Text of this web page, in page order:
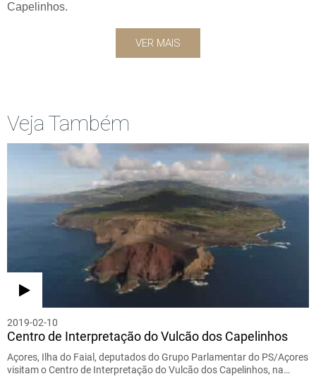
Capelinhos.
VER MAIS
Veja Também
2019-02-10
Centro de Interpretação do Vulcão dos Capelinhos
Açores, Ilha do Faial, deputados do Grupo Parlamentar do PS/Açores
visitam o Centro de Interpretação do Vulcão dos Capelinhos, na…